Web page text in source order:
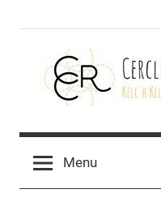
Cercle
celtique
Menu